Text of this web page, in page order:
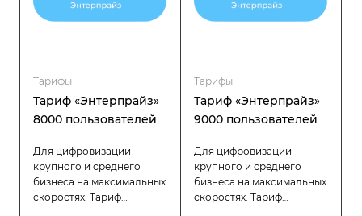
Тарифы
Тариф «Энтерпрайз»
8000 пользователей
Для цифровизации
крупного и среднего
бизнеса на максимальных
скоростях. Тариф
Тарифы
Тариф «Энтерпрайз»
9000 пользователей
Для цифровизации
крупного и среднего
бизнеса на максимальных
скоростях. Тариф